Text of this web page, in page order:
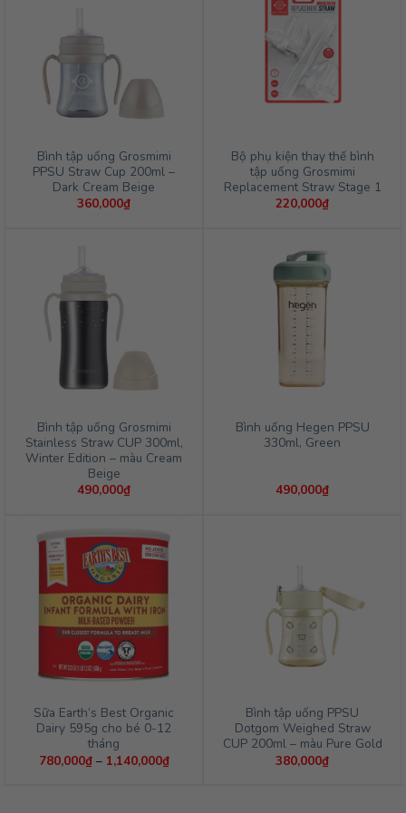
Bình tập uống Grosmimi
PPSU Straw Cup 200ml –
Dark Cream Beige
360,000₫
Bộ phụ kiện thay thế bình
tập uống Grosmimi
Replacement Straw Stage 1
220,000₫
Bình tập uống Grosmimi
Stainless Straw CUP 300ml,
Winter Edition – màu Cream
Beige
490,000₫
Bình uống Hegen PPSU
330ml, Green
490,000₫
Sữa Earth’s Best Organic
Dairy 595g cho bé 0-12
tháng
780,000₫ – 1,140,000₫Khoảng
giá:
Bình tập uống PPSU
Dotgom Weighed Straw
CUP 200ml – màu Pure Gold
380,000₫